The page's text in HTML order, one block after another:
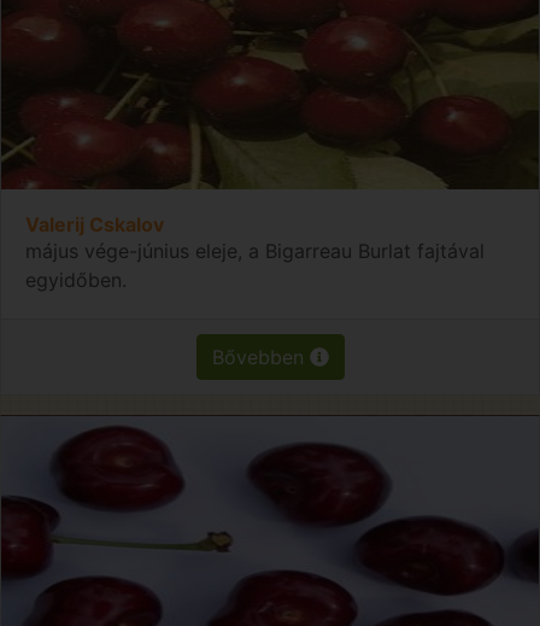
Valerij Cskalov
május vége-június eleje, a Bigarreau Burlat fajtával
egyidőben.
Bővebben